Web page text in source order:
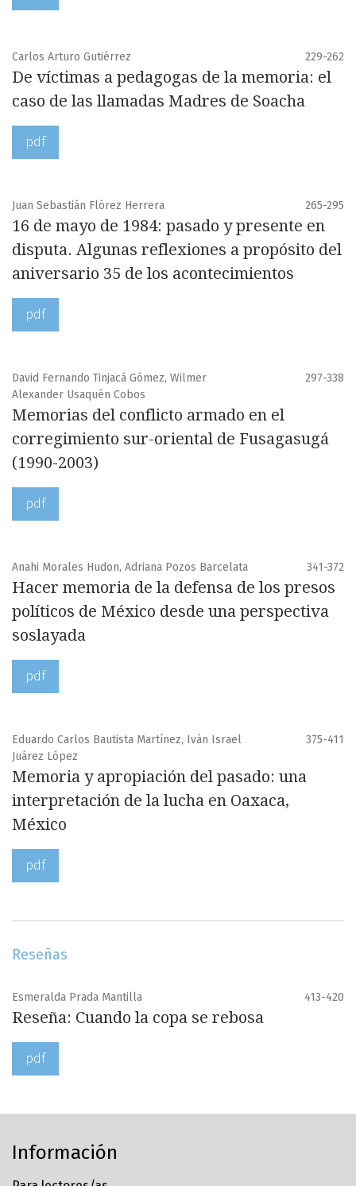
Carlos Arturo Gutiérrez 229-262
De víctimas a pedagogas de la memoria: el
caso de las llamadas Madres de Soacha
pdf
Juan Sebastián Flórez Herrera 265-295
16 de mayo de 1984: pasado y presente en
disputa. Algunas reflexiones a propósito del
aniversario 35 de los acontecimientos
pdf
David Fernando Tinjacá Gómez, Wilmer
Alexander Usaquén Cobos
297-338
Memorias del conflicto armado en el
corregimiento sur-oriental de Fusagasugá
(1990-2003)
pdf
Anahi Morales Hudon, Adriana Pozos Barcelata 341-372
Hacer memoria de la defensa de los presos
políticos de México desde una perspectiva
soslayada
pdf
Eduardo Carlos Bautista Martínez, Iván Israel
Juárez López
375-411
Memoria y apropiación del pasado: una
interpretación de la lucha en Oaxaca,
México
pdf
Reseñas
Esmeralda Prada Mantilla 413-420
Reseña: Cuando la copa se rebosa
pdf
Información